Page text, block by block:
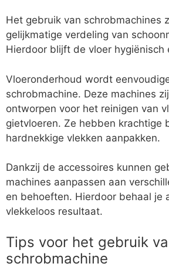
Het gebruik van schrobmachines
gelijkmatige verdeling van
Hierdoor blijft de vloer hygiënisch
Vloeronderhoud wordt
schrobmachine. Deze machines
ontworpen voor het reinigen van
gietvloeren. Ze hebben krachtige
hardnekkige vlekken aanpakken.
Dankzij de accessoires kunnen
machines aanpassen aan
en behoeften. Hierdoor behaal je
vlekkeloos resultaat.
Tips voor het gebruik
schrobmachine